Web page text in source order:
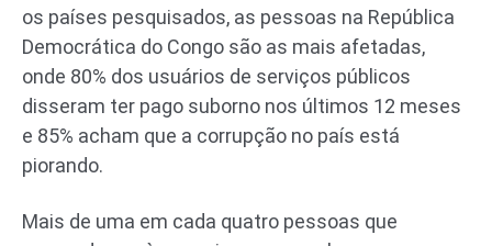
os países pesquisados, as pessoas na República
Democrática do Congo são as mais afetadas,
onde 80% dos usuários de serviços públicos
disseram ter pago suborno nos últimos 12 meses
e 85% acham que a corrupção no país está
piorando.
Mais de uma em cada quatro pessoas que